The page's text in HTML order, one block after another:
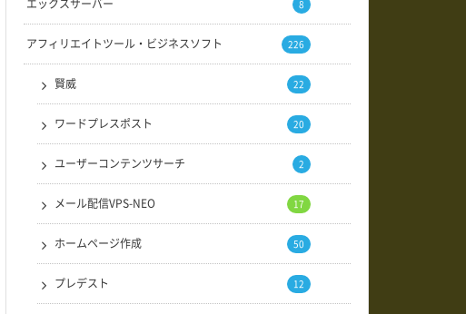
エックスサーバー 8
アフィリエイトツール・ビジネスソフト 226
賢威 22
ワードプレスポスト 20
ユーザーコンテンツサーチ 2
メール配信VPS-NEO 17
ホームページ作成 50
プレデスト 12